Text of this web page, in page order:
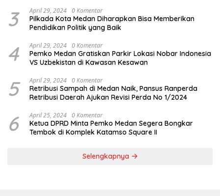
3 April 29, 2024 0 Komentar
Pilkada Kota Medan Diharapkan Bisa Memberikan
Pendidikan Politik yang Baik
4 April 29, 2024 0 Komentar
Pemko Medan Gratiskan Parkir Lokasi Nobar Indonesia
VS Uzbekistan di Kawasan Kesawan
5 April 29, 2024 0 Komentar
Retribusi Sampah di Medan Naik, Pansus Ranperda
Retribusi Daerah Ajukan Revisi Perda No 1/2024
6 April 25, 2024 0 Komentar
Ketua DPRD Minta Pemko Medan Segera Bongkar
Tembok di Komplek Katamso Square II
Selengkapnya